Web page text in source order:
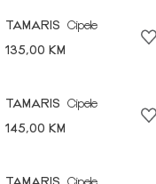
TAMARIS
Cipele
135,00 KM
TAMARIS
Cipele
145,00 KM